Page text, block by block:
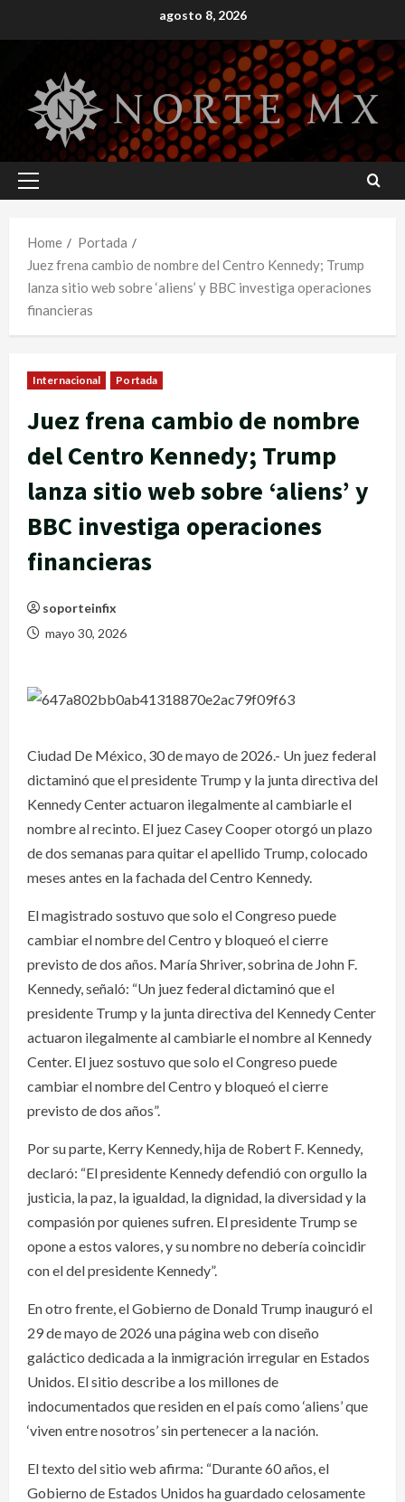
to
agosto 8, 2026
Primary
Home
Portada
Juez frena cambio de nombre del Centro Kennedy; Trump
lanza sitio web sobre ‘aliens’ y BBC investiga operaciones
financieras
Internacional Portada
Juez frena cambio de nombre
del Centro Kennedy; Trump
lanza sitio web sobre ‘aliens’ y
BBC investiga operaciones
financieras
soporteinfix
mayo 30, 2026
Ciudad De México, 30 de mayo de 2026.- Un juez federal
dictaminó que el presidente Trump y la junta directiva del
Kennedy Center actuaron ilegalmente al cambiarle el
nombre al recinto. El juez Casey Cooper otorgó un plazo
de dos semanas para quitar el apellido Trump, colocado
meses antes en la fachada del Centro Kennedy.
El magistrado sostuvo que solo el Congreso puede
cambiar el nombre del Centro y bloqueó el cierre
previsto de dos años. María Shriver, sobrina de John F.
Kennedy, señaló: “Un juez federal dictaminó que el
presidente Trump y la junta directiva del Kennedy Center
actuaron ilegalmente al cambiarle el nombre al Kennedy
Center. El juez sostuvo que solo el Congreso puede
cambiar el nombre del Centro y bloqueó el cierre
previsto de dos años”.
Por su parte, Kerry Kennedy, hija de Robert F. Kennedy,
declaró: “El presidente Kennedy defendió con orgullo la
justicia, la paz, la igualdad, la dignidad, la diversidad y la
compasión por quienes sufren. El presidente Trump se
opone a estos valores, y su nombre no debería coincidir
con el del presidente Kennedy”.
En otro frente, el Gobierno de Donald Trump inauguró el
29 de mayo de 2026 una página web con diseño
galáctico dedicada a la inmigración irregular en Estados
Unidos. El sitio describe a los millones de
indocumentados que residen en el país como ‘aliens’ que
‘viven entre nosotros’ sin pertenecer a la nación.
El texto del sitio web afirma: “Durante 60 años, el
Gobierno de Estados Unidos ha guardado celosamente